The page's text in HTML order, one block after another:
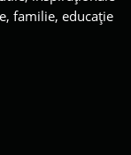
familie, educație